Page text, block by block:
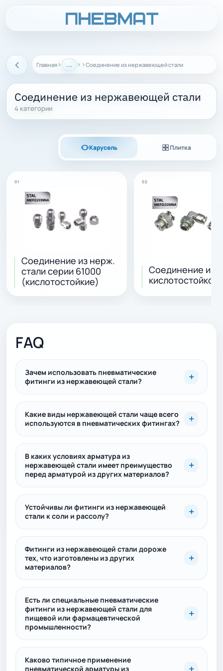
Назад Главная › ... › ›Соединение из нержавеющей стали
Соединение из нержавеющей стали
4 категории
Карусель Плитка
01
Соединение из нерж.
стали серии 61000
(кислотостойкие)
02
Соединение из
кислотостойкой
FAQ
Зачем использовать пневматические
фитинги из нержавеющей стали?
Какие виды нержавеющей стали чаще всего
используются в пневматических фитингах?
В каких условиях арматура из
нержавеющей стали имеет преимущество
перед арматурой из других материалов?
Устойчивы ли фитинги из нержавеющей
стали к соли и рассолу?
Фитинги из нержавеющей стали дороже
тех, что изготовлены из других
материалов?
Есть ли специальные пневматические
фитинги из нержавеющей стали для
пищевой или фармацевтической
промышленности?
Каково типичное применение
пневматической арматуры из